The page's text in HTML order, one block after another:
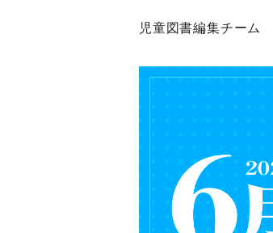
児童図書編集チーム